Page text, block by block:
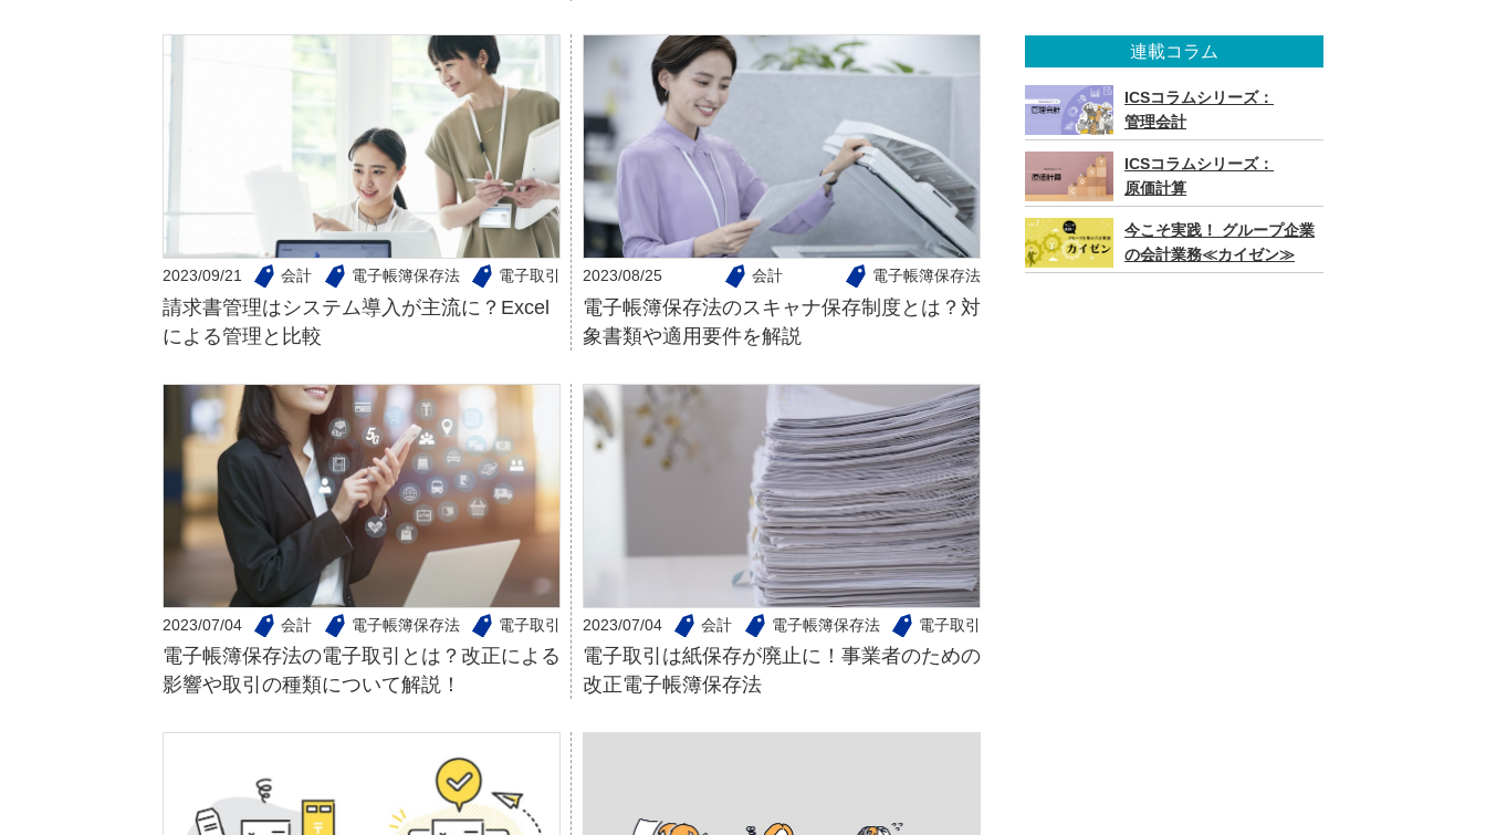
2023/09/21 会計 電子帳簿保存法 電子取引
請求書管理はシステム導入が主流に？Excel
による管理と比較
2023/08/25 会計 電子帳簿保存法
電子帳簿保存法のスキャナ保存制度とは？対
象書類や適用要件を解説
2023/07/04 会計 電子帳簿保存法 電子取引
電子帳簿保存法の電子取引とは？改正による
影響や取引の種類について解説！
2023/07/04 会計 電子帳簿保存法 電子取引
電子取引は紙保存が廃止に！事業者のための
改正電子帳簿保存法
連載コラム
ICSコラムシリーズ：
管理会計
ICSコラムシリーズ：
原価計算
今こそ実践！ グループ企業
の会計業務≪カイゼン≫